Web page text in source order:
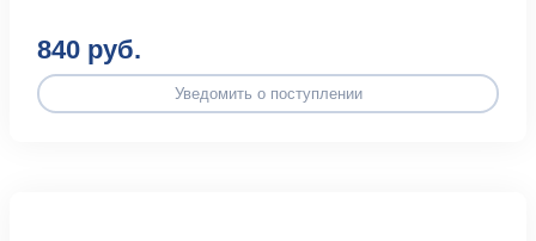
840 руб.
Уведомить о поступлении